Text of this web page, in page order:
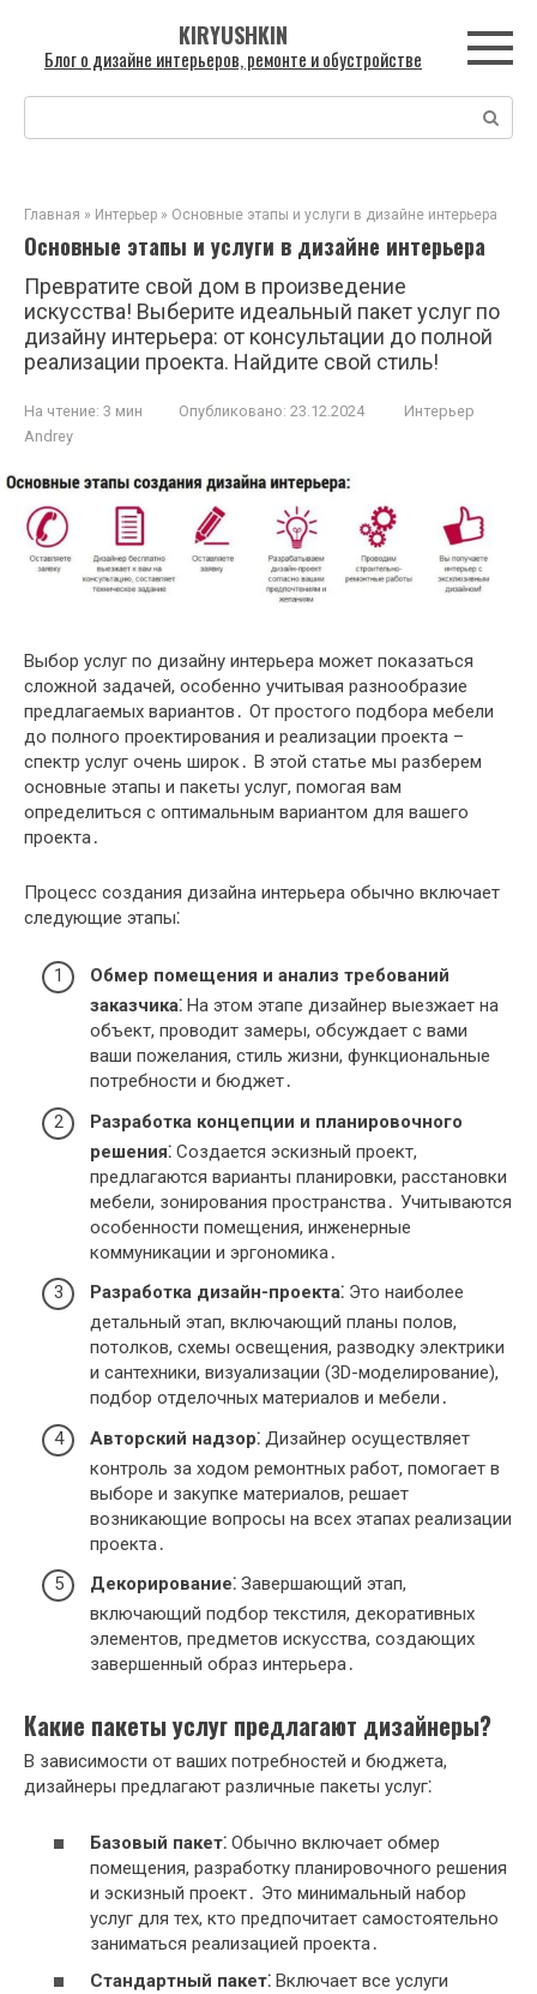
контенту
KIRYUSHKIN
Блог о дизайне интерьеров, ремонте и обустройстве
Поиск:
Главная » Интерьер » Основные этапы и услуги в дизайне интерьера
Основные этапы и услуги в дизайне интерьера
Превратите свой дом в произведение
искусства! Выберите идеальный пакет услуг по
дизайну интерьера: от консультации до полной
реализации проекта. Найдите свой стиль!
На чтение: 3 мин Опубликовано: 23.12.2024
Интерьер
Andrey
Выбор услуг по дизайну интерьера может показаться
сложной задачей, особенно учитывая разнообразие
предлагаемых вариантов․ От простого подбора мебели
до полного проектирования и реализации проекта –
спектр услуг очень широк․ В этой статье мы разберем
основные этапы и пакеты услуг, помогая вам
определиться с оптимальным вариантом для вашего
проекта․
Процесс создания дизайна интерьера обычно включает
следующие этапы⁚
Обмер помещения и анализ требований
заказчика⁚ На этом этапе дизайнер выезжает на
объект, проводит замеры, обсуждает с вами
ваши пожелания, стиль жизни, функциональные
потребности и бюджет․
Разработка концепции и планировочного
решения⁚ Создается эскизный проект,
предлагаются варианты планировки, расстановки
мебели, зонирования пространства․ Учитываются
особенности помещения, инженерные
коммуникации и эргономика․
Разработка дизайн-проекта⁚ Это наиболее
детальный этап, включающий планы полов,
потолков, схемы освещения, разводку электрики
и сантехники, визуализации (3D-моделирование),
подбор отделочных материалов и мебели․
Авторский надзор⁚ Дизайнер осуществляет
контроль за ходом ремонтных работ, помогает в
выборе и закупке материалов, решает
возникающие вопросы на всех этапах реализации
проекта․
Декорирование⁚ Завершающий этап,
включающий подбор текстиля, декоративных
элементов, предметов искусства, создающих
завершенный образ интерьера․
Какие пакеты услуг предлагают дизайнеры?
В зависимости от ваших потребностей и бюджета,
дизайнеры предлагают различные пакеты услуг⁚
Базовый пакет⁚ Обычно включает обмер
помещения, разработку планировочного решения
и эскизный проект․ Это минимальный набор
услуг для тех, кто предпочитает самостоятельно
заниматься реализацией проекта․
Стандартный пакет⁚ Включает все услуги